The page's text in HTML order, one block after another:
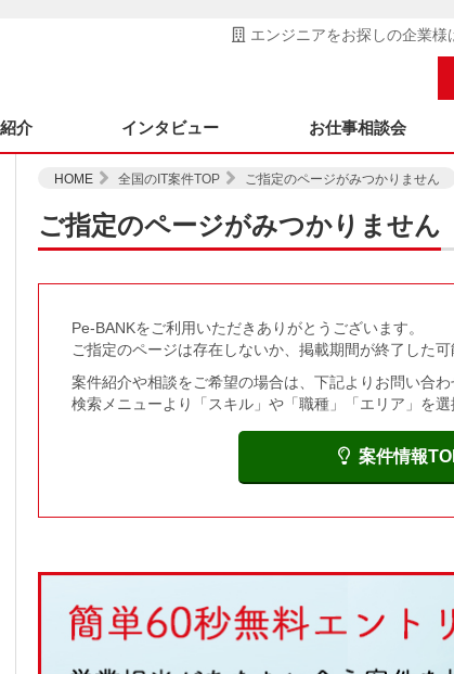
エンジニアをお探しの企業様
介 インタビュー お仕事相談会
HOME 全国のIT案件TOP ご指定のページがみつかりません
ご指定のページがみつかりません
Pe-BANKをご利用いただきありがとうございます。
ご指定のページは存在しないか、掲載期間が終了した可
案件紹介や相談をご希望の場合は、下記よりお問い合わ
検索メニューより「スキル」や「職種」「エリア」を
案件情報